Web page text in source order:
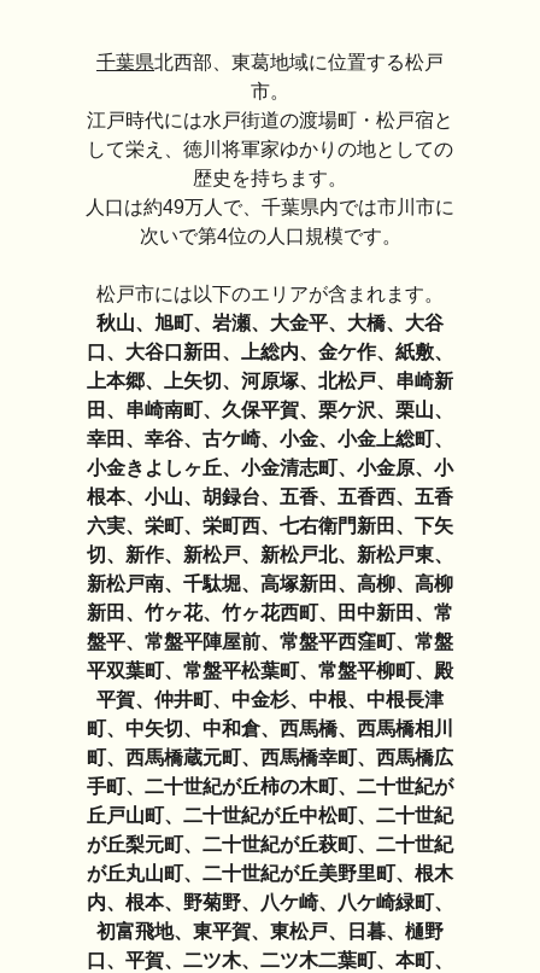
千葉県北西部、東葛地域に位置する松戸
市。
江戸時代には水戸街道の渡場町・松戸宿と
して栄え、徳川将軍家ゆかりの地としての
歴史を持ちます。
人口は約49万人で、千葉県内では市川市に
次いで第4位の人口規模です。
松戸市には以下のエリアが含まれます。
秋山、旭町、岩瀬、大金平、大橋、大谷
口、大谷口新田、上総内、金ケ作、紙敷、
上本郷、上矢切、河原塚、北松戸、串崎新
田、串崎南町、久保平賀、栗ケ沢、栗山、
幸田、幸谷、古ケ崎、小金、小金上総町、
小金きよしヶ丘、小金清志町、小金原、小
根本、小山、胡録台、五香、五香西、五香
六実、栄町、栄町西、七右衛門新田、下矢
切、新作、新松戸、新松戸北、新松戸東、
新松戸南、千駄堀、高塚新田、高柳、高柳
新田、竹ヶ花、竹ヶ花西町、田中新田、常
盤平、常盤平陣屋前、常盤平西窪町、常盤
平双葉町、常盤平松葉町、常盤平柳町、殿
平賀、仲井町、中金杉、中根、中根長津
町、中矢切、中和倉、西馬橋、西馬橋相川
町、西馬橋蔵元町、西馬橋幸町、西馬橋広
手町、二十世紀が丘柿の木町、二十世紀が
丘戸山町、二十世紀が丘中松町、二十世紀
が丘梨元町、二十世紀が丘萩町、二十世紀
が丘丸山町、二十世紀が丘美野里町、根木
内、根本、野菊野、八ケ崎、八ケ崎緑町、
初富飛地、東平賀、東松戸、日暮、樋野
口、平賀、二ツ木、二ツ木二葉町、本町、